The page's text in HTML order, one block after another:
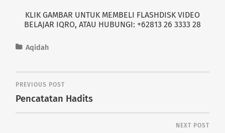
KLIK GAMBAR UNTUK MEMBELI FLASHDISK VIDEO
BELAJAR IQRO, ATAU HUBUNGI: +62813 26 3333 28
Aqidah
PREVIOUS POST
Pencatatan Hadits
NEXT POST